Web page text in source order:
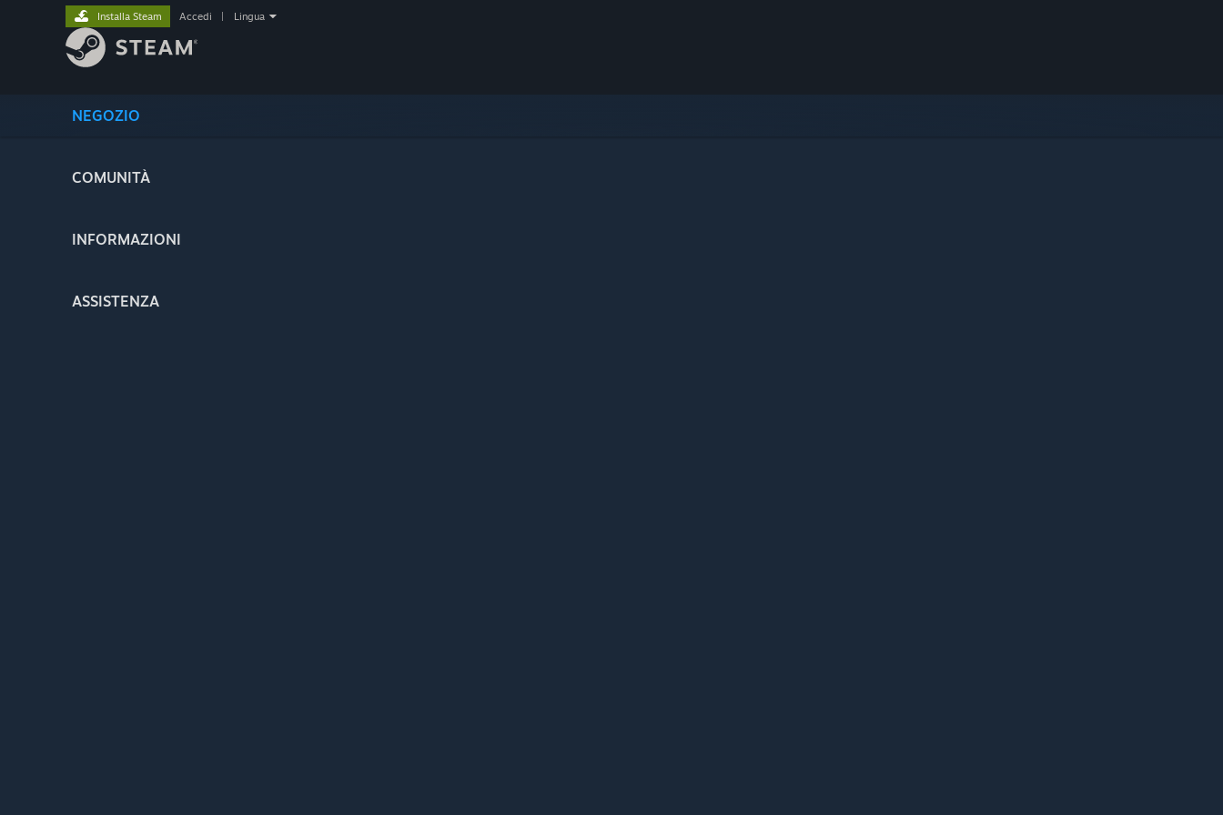
NEGOZIO
COMUNITÀ
INFORMAZIONI
ASSISTENZA
Installa Steam Accedi Lingua